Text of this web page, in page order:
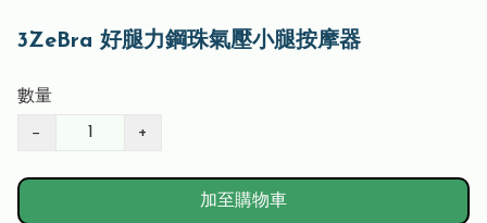
3ZeBra 好腿力鋼珠氣壓小腿按摩器
數量
− +
加至購物車